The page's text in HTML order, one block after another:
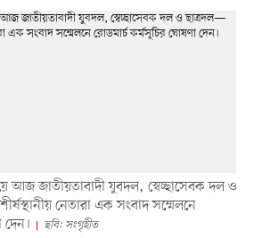
আজ জাতীয়তাবাদী যুবদল, স্বেচ্ছাসেবক দল ও
নেতারা এক সংবাদ সম্মেলনে
দেন।
ছবি: সংগৃহীত